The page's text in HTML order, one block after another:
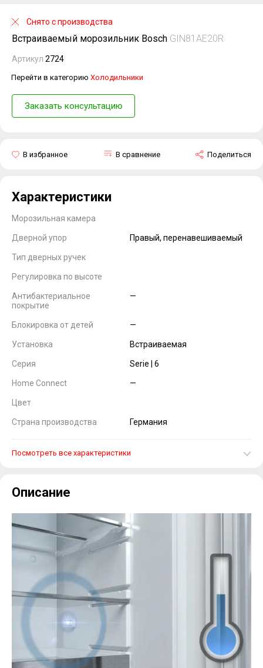
Встраиваемый морозильник Bosch GIN81AE20R
Артикул 2724
Перейти в категорию Холодильники
Заказать консультацию
Поделиться
В сравнение
В избранное
Снято с производства
Характеристики
Морозильная камера
Дверной упор Правый, перенавешиваемый
Тип дверных ручек
Регулировка по высоте
Антибактериальное
покрытие
—
Блокировка от детей —
Установка Встраиваемая
Серия Serie | 6
Home Connect —
Цвет
Страна производства Германия
Посмотреть все характеристики
Описание